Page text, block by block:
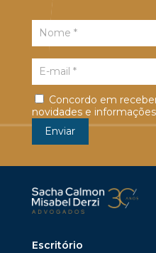
Concordo em
novidades e
Escritório